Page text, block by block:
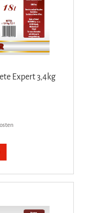
Expert 3,4kg